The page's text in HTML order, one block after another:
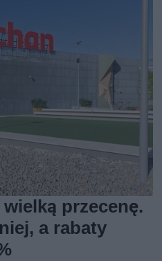
przecenę.
a rabaty